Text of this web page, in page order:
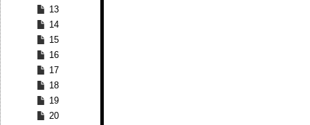
13
14
15
16
17
18
19
20